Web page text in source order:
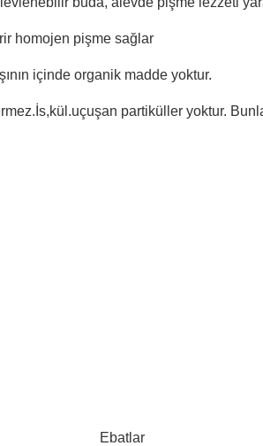
homojen pişme sağlar
içinde organik madde yoktur.
partiküller yoktur.
Ebatlar